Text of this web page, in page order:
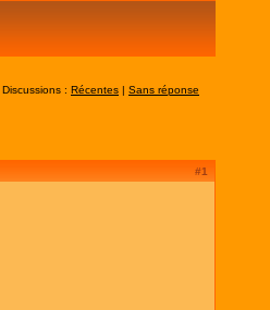
Discussions : Récentes | Sans réponse
#1